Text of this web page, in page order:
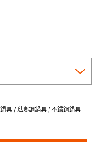
具 / 琺瑯鋼鍋具 / 不鏽鋼鍋具